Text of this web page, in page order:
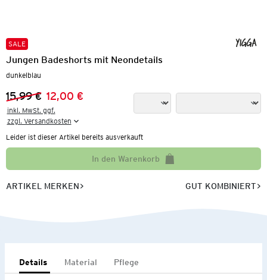
SALE
Jungen Badeshorts mit Neondetails
dunkelblau
Vorheriger Preis:
15,99 €
Neuer Preis:
12,00 €
inkl. MwSt. ggf.
zzgl. Versandkosten
Leider ist dieser Artikel bereits ausverkauft
In den Warenkorb
ARTIKEL MERKEN GUT KOMBINIERT
Details Material Pflege